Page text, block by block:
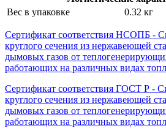
Вес в упаковке
0.32 кг
Сертификат соответствия НСОПБ -
круглого сечения из нержавеющей
дымовых газов от
работающих на различных видах
Сертификат соответствия ГОСТ Р -
круглого сечения из нержавеющей
дымовых газов от
работающих на различных видах